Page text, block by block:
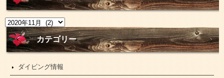
ニ
ュ
ー
カテゴリー
ダイビング情報